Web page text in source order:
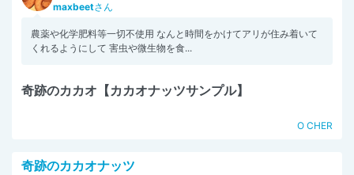
maxbeetさん
農薬や化学肥料等一切不使用 なんと時間をかけてアリが住み着いて
くれるようにして 害虫や微生物を食...
奇跡のカカオ【カカオナッツサンプル】
O CHER
奇跡のカカオナッツ